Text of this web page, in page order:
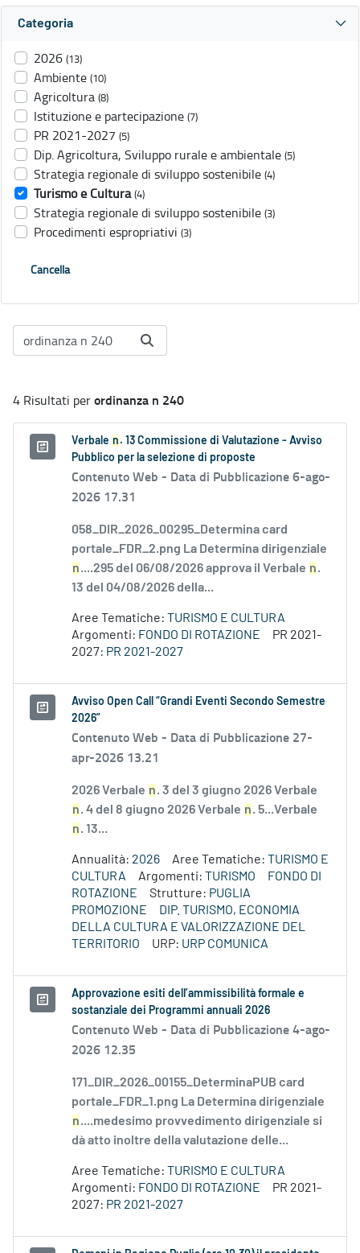
Categoria
2026 (13)
Ambiente (10)
Agricoltura (8)
Istituzione e partecipazione (7)
PR 2021-2027 (5)
Dip. Agricoltura, Sviluppo rurale e ambientale (5)
Strategia regionale di sviluppo sostenibile (4)
Turismo e Cultura (4)
Strategia regionale di sviluppo sostenibile (3)
Procedimenti espropriativi (3)
Cancella
4 Risultati perordinanza n 240
Verbale n . 13 Commissione di Valutazione - Avviso
Pubblico per la selezione di proposte
Contenuto Web - Data di Pubblicazione 6-ago-
2026 17.31
058_DIR_2026_00295_Determina card
portale_FDR_2.png La Determina dirigenziale
n....295 del 06/08/2026 approva il Verbale n.
13 del 04/08/2026 della...
Aree Tematiche: TURISMO E CULTURA
Argomenti: FONDO DI ROTAZIONE
PR 2021-
2027: PR 2021-2027
Avviso Open Call “Grandi Eventi Secondo Semestre
2026”
Contenuto Web - Data di Pubblicazione 27-
apr-2026 13.21
2026 Verbale n. 3 del 3 giugno 2026 Verbale
n. 4 del 8 giugno 2026 Verbale n. 5...Verbale
n. 13...
Annualità: 2026 Aree Tematiche: TURISMO E
CULTURA
Argomenti: TURISMO
FONDO DI
ROTAZIONE
Strutture: PUGLIA
PROMOZIONE
DIP. TURISMO, ECONOMIA
DELLA CULTURA E VALORIZZAZIONE DEL
TERRITORIO
URP: URP COMUNICA
Approvazione esiti dell’ammissibilità formale e
sostanziale dei Programmi annuali 2026
Contenuto Web - Data di Pubblicazione 4-ago-
2026 12.35
171_DIR_2026_00155_DeterminaPUB card
portale_FDR_1.png La Determina dirigenziale
n....medesimo provvedimento dirigenziale si
dà atto inoltre della valutazione delle...
Aree Tematiche: TURISMO E CULTURA
Argomenti: FONDO DI ROTAZIONE
PR 2021-
2027: PR 2021-2027